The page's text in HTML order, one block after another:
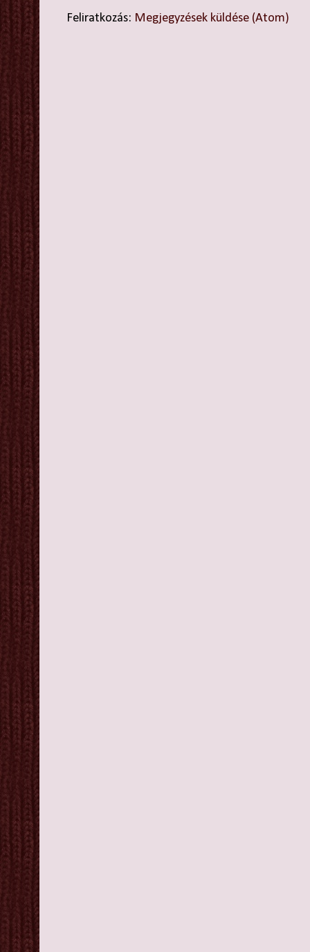
Feliratkozás: Megjegyzések küldése (Atom)